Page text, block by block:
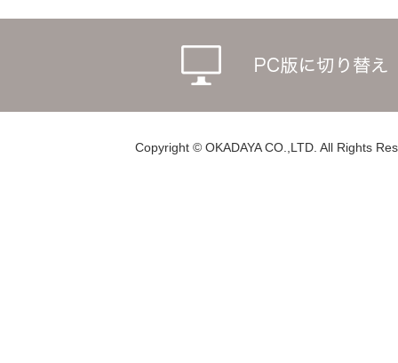
Copyright © OKADAYA CO.,LTD. All Rights